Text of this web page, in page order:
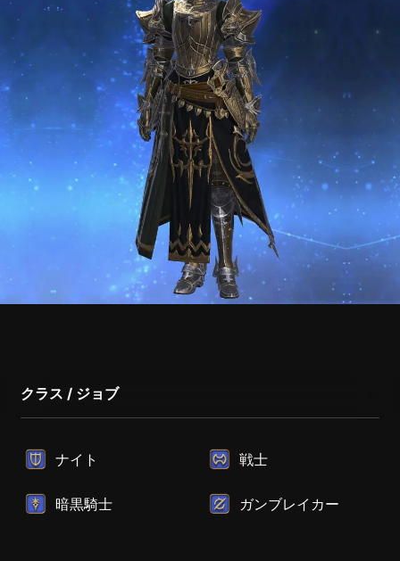
クラス / ジョブ
ナイト 戦士
暗黒騎士 ガンブレイカー